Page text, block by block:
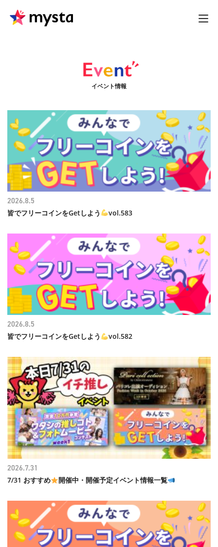
イベント情報
皆でフリーコインをGetしよう vol.583
2026.8.5
皆でフリーコインをGetしよう vol.582
2026.8.5
7/31 おすすめ 開催中・開催予定イベント情報一覧
2026.7.31